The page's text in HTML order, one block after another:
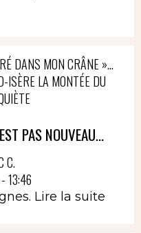
DANS MON CRÂNE »…
ISÈRE LA MONTÉE DU
PAS NOUVEAU...
C.
13:46
Lire la suite